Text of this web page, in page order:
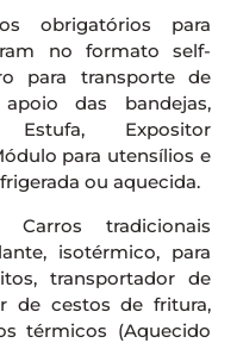
obrigatórios para
no formato self-
para transporte de
das bandejas,
Expositor
para utensílios e
ou aquecida.
tradicionais
isotérmico, para
transportador de
de cestos de fritura,
térmicos (Aquecido